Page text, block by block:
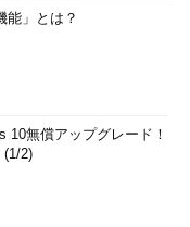
能」とは？
10無償アップグレード！
(1/2)